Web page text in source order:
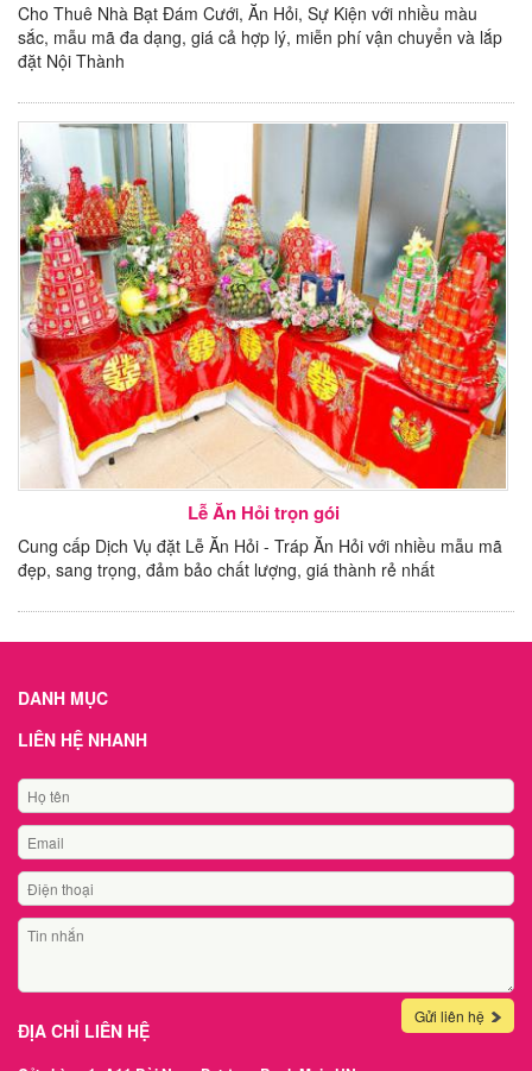
Cho Thuê Nhà Bạt Đám Cưới, Ăn Hỏi, Sự Kiện với nhiều màu
sắc, mẫu mã đa dạng, giá cả hợp lý, miễn phí vận chuyển và lắp
đặt Nội Thành
Lễ Ăn Hỏi trọn gói
Cung cấp Dịch Vụ đặt Lễ Ăn Hỏi - Tráp Ăn Hỏi với nhiều mẫu mã
đẹp, sang trọng, đảm bảo chất lượng, giá thành rẻ nhất
DANH MỤC
LIÊN HỆ NHANH
Gửi liên hệ
ĐỊA CHỈ LIÊN HỆ